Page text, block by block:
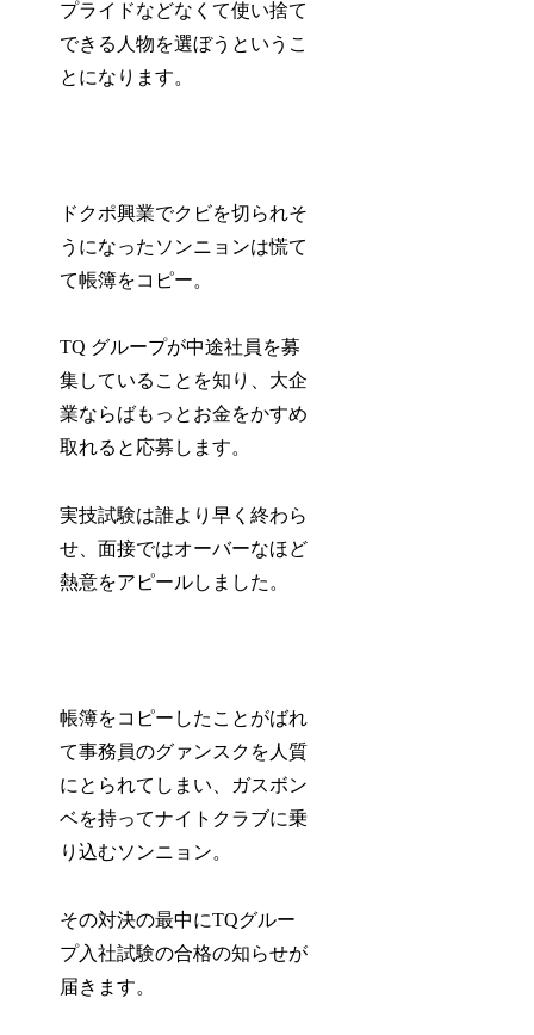
プライドなどなくて使い捨て
できる人物を選ぼうというこ
とになります。
ドクポ興業でクビを切られそ
うになったソンニョンは慌て
て帳簿をコピー。
TQ グループが中途社員を募
集していることを知り、大企
業ならばもっとお金をかすめ
取れると応募します。
実技試験は誰より早く終わら
せ、面接ではオーバーなほど
熱意をアピールしました。
帳簿をコピーしたことがばれ
て事務員のグァンスクを人質
にとられてしまい、ガスボン
ベを持ってナイトクラブに乗
り込むソンニョン。
その対決の最中にTQグルー
プ入社試験の合格の知らせが
届きます。